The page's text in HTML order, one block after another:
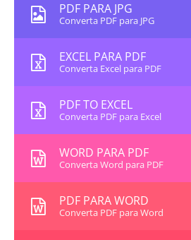
PDF PARA JPG
Converta PDF para JPG
EXCEL PARA PDF
Converta Excel para PDF
PDF TO EXCEL
Converta PDF para Excel
WORD PARA PDF
Converta Word para PDF
PDF PARA WORD
Converta PDF para Word